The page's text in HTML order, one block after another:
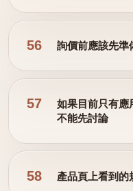
56 詢價前應該先準
57
如果目前只有應
不能先討論
58 產品頁上看到的